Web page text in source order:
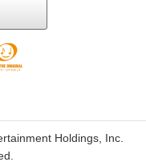
Holdings, Inc.